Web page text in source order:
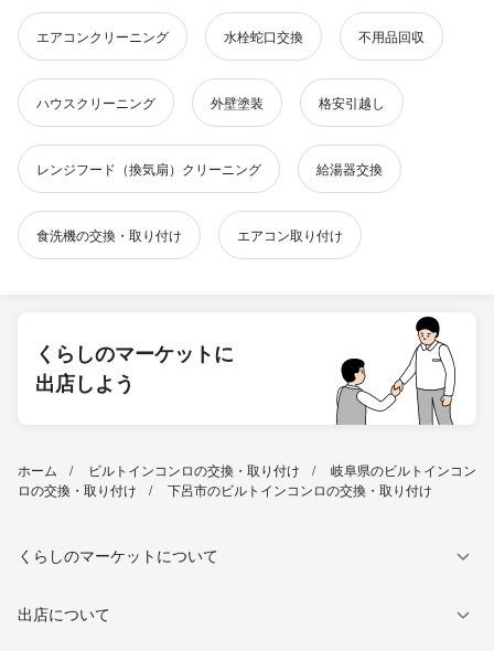
エアコンクリーニング 水栓蛇口交換 不用品回収
ハウスクリーニング 外壁塗装 格安引越し
レンジフード（換気扇）クリーニング 給湯器交換
食洗機の交換・取り付け エアコン取り付け
くらしのマーケットに
出店しよう
ホーム ビルトインコンロの交換・取り付け
岐阜県のビルトインコン
ロの交換・取り付け
下呂市のビルトインコンロの交換・取り付け
くらしのマーケットについて
出店について